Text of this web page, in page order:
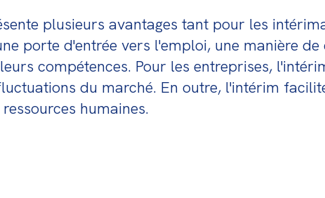
plusieurs avantages tant pour les
porte d'entrée vers l'emploi, une manière
compétences. Pour les entreprises,
du marché. En outre, l'intérim
humaines.